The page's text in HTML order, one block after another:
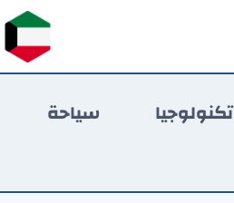
تكنولوجيا سياحة